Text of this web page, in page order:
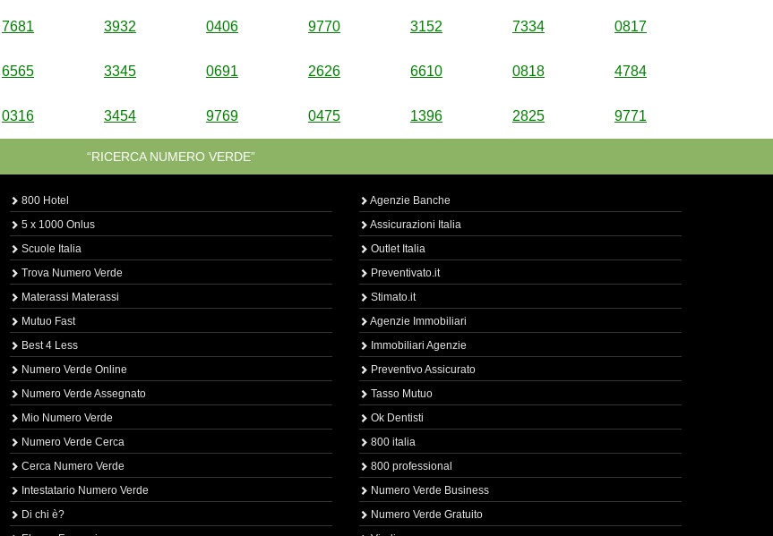
7681 3932 0406 9770 3152 7334 0817
6565 3345 0691 2626 6610 0818 4784
0316 3454 9769 0475 1396 2825 9771
“RICERCA NUMERO VERDE”
800 Hotel
5 x 1000 Onlus
Scuole Italia
Trova Numero Verde
Materassi Materassi
Mutuo Fast
Best 4 Less
Numero Verde Online
Numero Verde Assegnato
Mio Numero Verde
Numero Verde Cerca
Cerca Numero Verde
Intestatario Numero Verde
Di chi è?
Agenzie Banche
Assicurazioni Italia
Outlet Italia
Preventivato.it
Stimato.it
Agenzie Immobiliari
Immobiliari Agenzie
Preventivo Assicurato
Tasso Mutuo
Ok Dentisti
800 italia
800 professional
Numero Verde Business
Numero Verde Gratuito